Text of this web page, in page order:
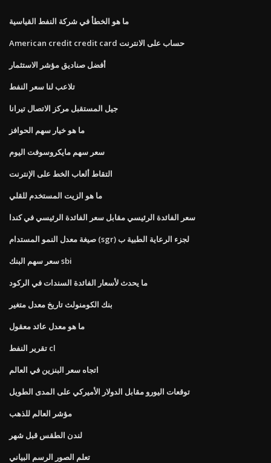
ما هو الخطأ في شركة النفط القياسية
American credit credit card حساب على الانترنت
أفضل صناديق مؤشر الاستثمار
تلاعب لنا سعر النفط
جيل المستقبل مركز الاتصال تيرانا
ما هو خيار سهم الحوافز
سعر سهم مايكروسوفت اليوم
التقاط ألعاب الخط على الإنترنت
ما هو الزيت المستخدم للقلي
سعر الفائدة الرئيسي مقابل سعر الفائدة الرئيسي في كندا
صيغة معدل النمو المستدام (sgr) لجزء الرعاية الطبية ب
سعر سهم البنك sbi
ما يحدث لأسعار الفائدة السندات في الركود
بنك الكومنولث تاريخ معدل متغير
ما هو معدل عائد معقول
تقرير النفط cl
اتجاه سعر البنزين في العالم
توقعات اليورو مقابل الدولار الأميركي على المدى الطويل
مؤشر العالم للذهب
لندن الطقس قبل شهر
تعلم الصور الرسم البياني